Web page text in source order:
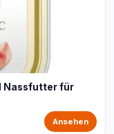
Nassfutter für
Ansehen